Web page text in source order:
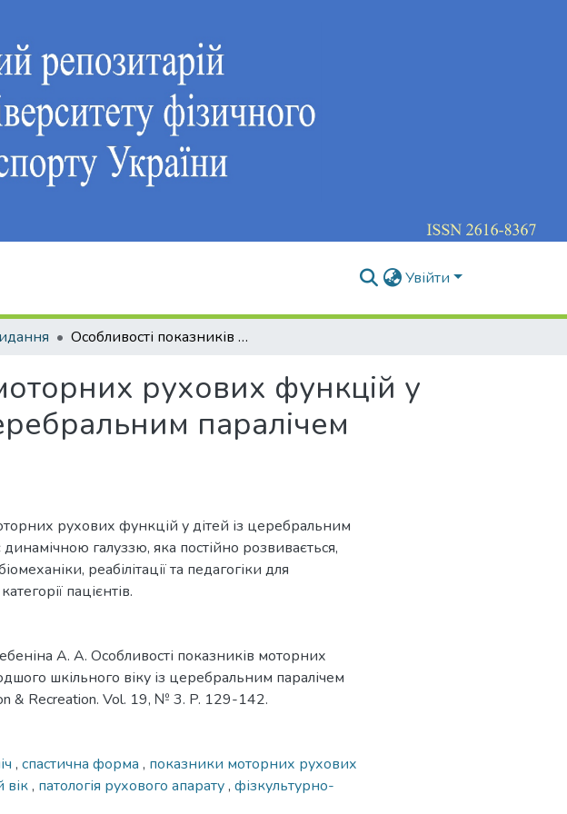
Увійти
Особливості показників моторних рухових функцій у дітей молодшого шкільного віку із церебральним паралічем спастичної форми
рухових функцій у
паралічем
рухових функцій у дітей із церебральним
галуззю, яка постійно розвивається,
реабілітації та педагогіки для
пацієнтів.
А. А. Особливості показників моторних
шкільного віку із церебральним паралічем
& Recreation. Vol. 19, № 3. P. 129-142.
, спастична форма , показники моторних рухових
, патологія рухового апарату, фізкультурно-